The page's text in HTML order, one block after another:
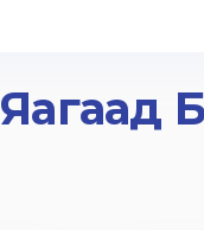
Яагаад